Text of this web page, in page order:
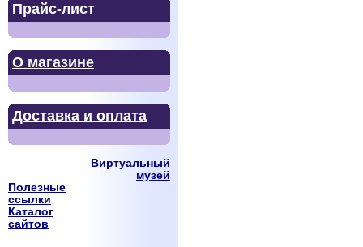
Прайс-лист
О магазине
Доставка и оплата
Виртуальный
музей
Полезные
ссылки
Каталог
сайтов